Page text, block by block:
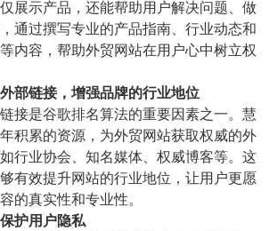
展示产品，还能帮助用户解决问题、做
通过撰写专业的产品指南、行业动态和
内容，帮助外贸网站在用户心中树立权
部链接，增强品牌的行业地位
接是谷歌排名算法的重要因素之一。慧
积累的资源，为外贸网站获取权威的外
行业协会、知名媒体、权威博客等。这
有效提升网站的行业地位，让用户更愿
的真实性和专业性。
护用户隐私